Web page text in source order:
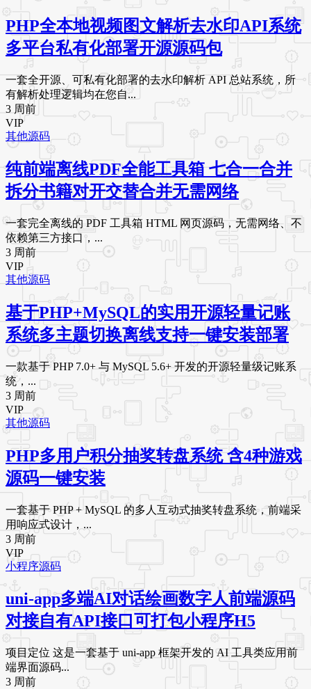
PHP全本地视频图文解析去水印API系统
多平台私有化部署开源源码包
一套全开源、可私有化部署的去水印解析 API 总站系统，所
有解析处理逻辑均在您自...
3 周前
VIP
其他源码
纯前端离线PDF全能工具箱 七合一合并
拆分书籍对开交替合并无需网络
一套完全离线的 PDF 工具箱 HTML 网页源码，无需网络、不
依赖第三方接口，...
3 周前
VIP
其他源码
基于PHP+MySQL的实用开源轻量记账
系统多主题切换离线支持一键安装部署
一款基于 PHP 7.0+ 与 MySQL 5.6+ 开发的开源轻量级记账系
统，...
3 周前
VIP
其他源码
PHP多用户积分抽奖转盘系统 含4种游戏
源码一键安装
一套基于 PHP + MySQL 的多人互动式抽奖转盘系统，前端采
用响应式设计，...
3 周前
VIP
小程序源码
uni-app多端AI对话绘画数字人前端源码
对接自有API接口可打包小程序H5
项目定位 这是一套基于 uni-app 框架开发的 AI 工具类应用前
端界面源码...
3 周前